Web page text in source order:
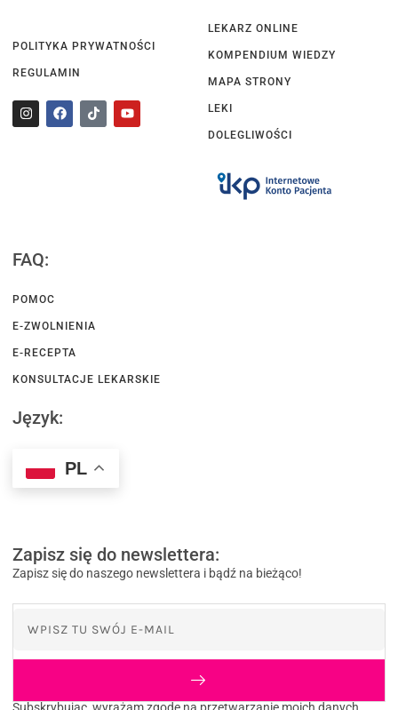
POLITYKA PRYWATNOŚCI
REGULAMIN
LEKARZ ONLINE
KOMPENDIUM WIEDZY
MAPA STRONY
LEKI
DOLEGLIWOŚCI
FAQ:
POMOC
E-ZWOLNIENIA
E-RECEPTA
KONSULTACJE LEKARSKIE
Język:
PL
Zapisz się do newslettera:
Zapisz się do naszego newslettera i bądź na bieżąco!